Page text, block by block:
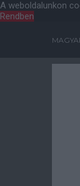
A weboldalunkon
Rendben